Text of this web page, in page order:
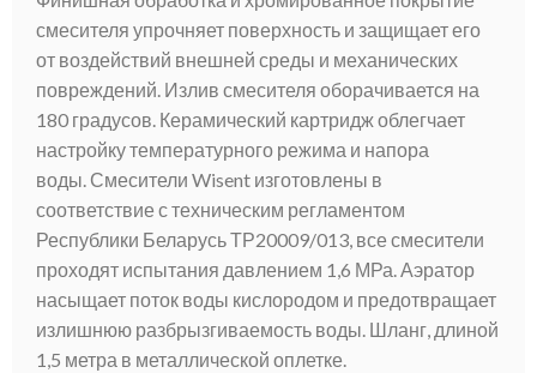
смесителя упрочняет поверхность и защищает его
от воздействий внешней среды и механических
повреждений. Излив смесителя оборачивается на
180 градусов. Керамический картридж облегчает
настройку температурного режима и напора
воды. Смесители Wisent изготовлены в
соответствие с техническим регламентом
Республики Беларусь ТР20009/013, все смесители
проходят испытания давлением 1,6 МРа. Аэратор
насыщает поток воды кислородом и предотвращает
излишнюю разбрызгиваемость воды. Шланг, длиной
1,5 метра в металлической оплетке.